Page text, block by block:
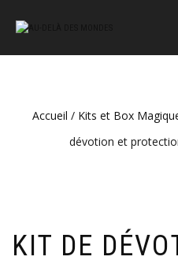
Accueil / Kits et Box
dévotion et
KIT DE